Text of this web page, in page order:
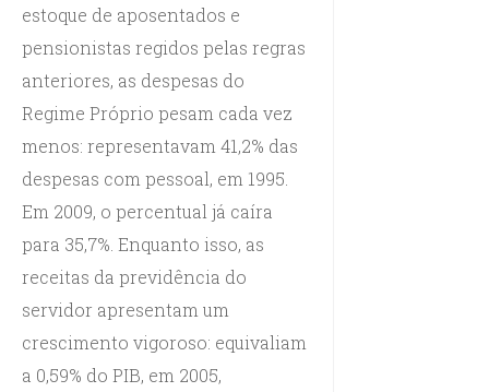
estoque de aposentados e
pensionistas regidos pelas regras
anteriores, as despesas do
Regime Próprio pesam cada vez
menos: representavam 41,2% das
despesas com pessoal, em 1995.
Em 2009, o percentual já caíra
para 35,7%. Enquanto isso, as
receitas da previdência do
servidor apresentam um
crescimento vigoroso: equivaliam
a 0,59% do PIB, em 2005,